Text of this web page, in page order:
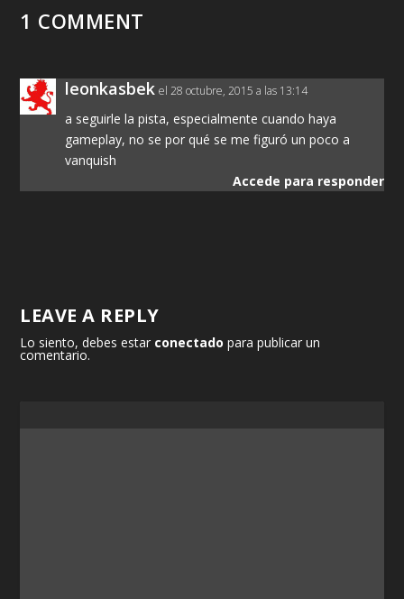
1 COMMENT
leonkasbek el 28 octubre, 2015 a las 13:14
a seguirle la pista, especialmente cuando haya
gameplay, no se por qué se me figuró un poco a
vanquish
Accede para responder
LEAVE A REPLY
Lo siento, debes estar conectado para publicar un
comentario.